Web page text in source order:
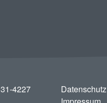
31-4227
Datenschutz